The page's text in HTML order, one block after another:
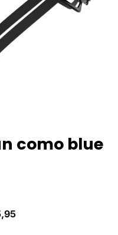
como blue